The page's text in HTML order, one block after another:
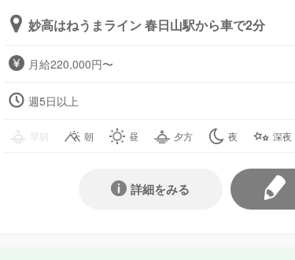
妙高はねうまライン 春日山駅から車で2分
月給220,000円〜
週5日以上
早朝 朝 昼 夕方 夜 深夜
詳細をみる